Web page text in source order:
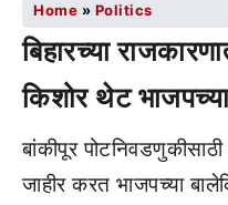
Home » Politics
बिहारच्या
किशोर थेट
बांकीपूर
जाहीर करत भाजपच्या